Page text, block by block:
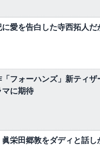
に愛を告白した寺西拓人
「フォーハンズ」新ティ
に期待
眞栄田郷敦をダディと話